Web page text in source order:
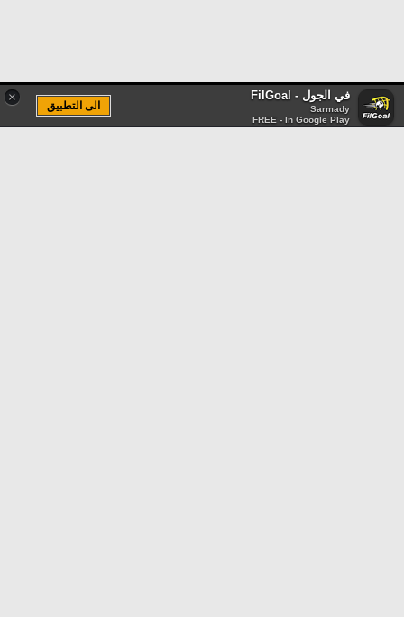
× في الجول - FilGoal
Sarmady
FREE - In Google Play
الى التطبيق